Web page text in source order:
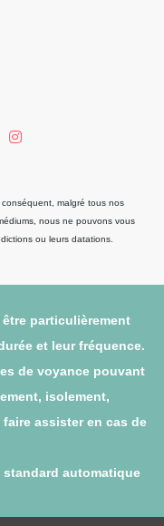
malgré tous nos
nous ne pouvons vous
ou leurs datations.
être particulièrement
et leur fréquence.
de voyance pouvant
isolement,
assister en cas de
automatique